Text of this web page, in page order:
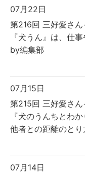
07月22日
第216回 三好愛さん
『犬うん』は、仕
by編集部
07月15日
第215回 三好愛さ
『犬のうんちとわか
他者との距離のと
07月14日